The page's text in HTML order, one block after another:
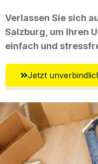
Verlassen Sie sich
Salzburg, um Ihren
einfach und
Jetzt